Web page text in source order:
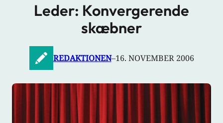
Leder: Konvergerende
skæbner
REDAKTIONEN–16. NOVEMBER 2006